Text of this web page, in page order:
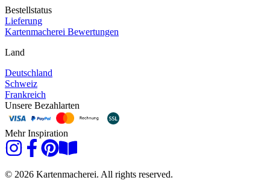
Bestellstatus
Lieferung
Kartenmacherei Bewertungen
Land
Deutschland
Schweiz
Frankreich
Unsere Bezahlarten
Mehr Inspiration
© 2026 Kartenmacherei. All rights reserved.